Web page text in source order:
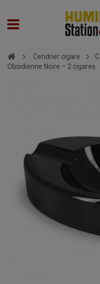
Cendrier cigare
Obsidienne Noire – 2 cigares